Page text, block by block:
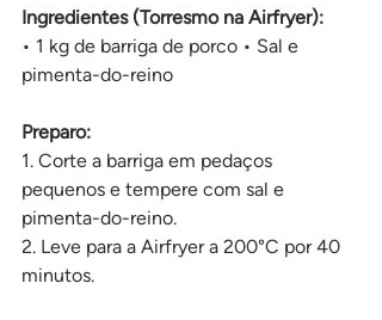
Ingredientes (Torresmo na Airfryer):
• 1 kg de barriga de porco • Sal e
pimenta-do-reino
Preparo:
1. Corte a barriga em pedaços
pequenos e tempere com sal e
pimenta-do-reino.
2. Leve para a Airfryer a 200°C por 40
minutos.